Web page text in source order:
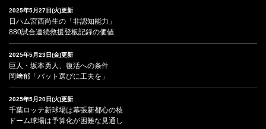
2025年5月27日(火)更新
日ハム宮西尚生の「非認知能力」
880試合連続救援登板記録の価値
2025年5月23日(金)更新
巨人・坂本勇人、復活への条件
岡﨑郁「バット選びに工夫を」
2025年5月20日(火)更新
千葉ロッテ新球場は幕張新都心の核
ドーム球場は予算化が困難な見通し